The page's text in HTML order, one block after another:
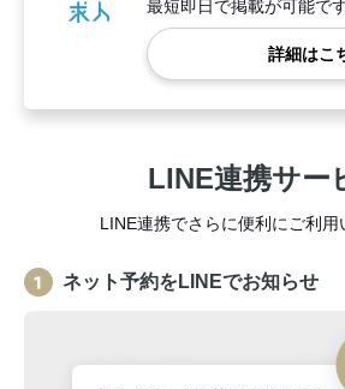
最短即日で掲載が可能です
詳細はこ
LINE連携サー
LINE連携でさらに便利にご利用
ネット予約をLINEでお知らせ